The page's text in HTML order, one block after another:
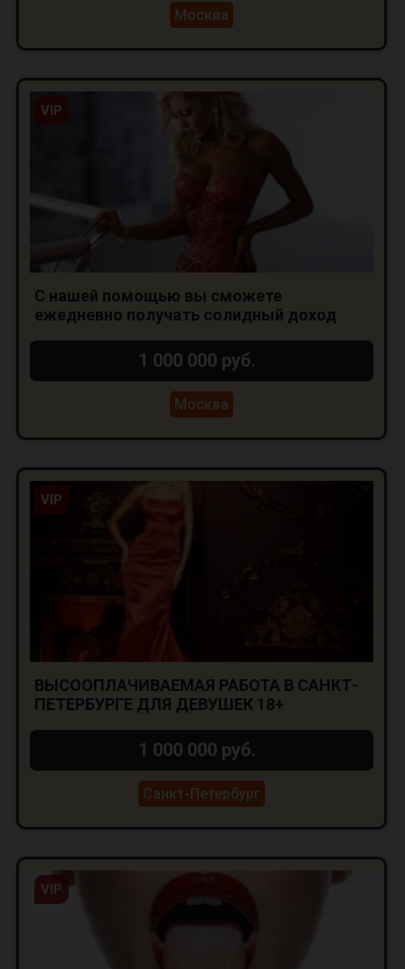
Москва
VIP
С нашей помощью вы сможете
ежедневно получать солидный доход
1 000 000 руб.
Москва
VIP
ВЫСООПЛАЧИВАЕМАЯ РАБОТА В САНКТ-
ПЕТЕРБУРГЕ ДЛЯ ДЕВУШЕК 18+
1 000 000 руб.
Санкт-Петербург
VIP